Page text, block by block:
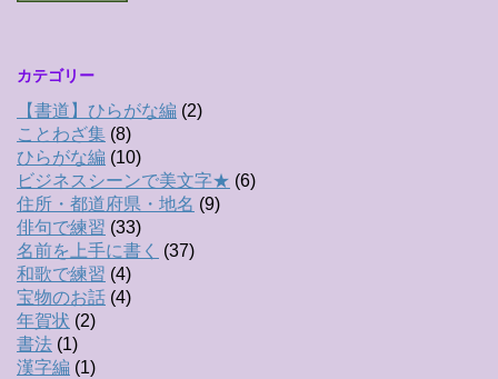
カテゴリー
【書道】ひらがな編 (2)
ことわざ集 (8)
ひらがな編 (10)
ビジネスシーンで美文字★ (6)
住所・都道府県・地名 (9)
俳句で練習 (33)
名前を上手に書く
(37)
和歌で練習 (4)
宝物のお話 (4)
年賀状 (2)
書法 (1)
漢字編 (1)